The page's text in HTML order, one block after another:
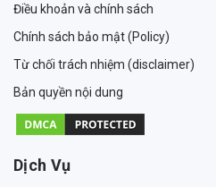
Điều khoản và chính sách
Chính sách bảo mật (Policy)
Từ chối trách nhiệm (disclaimer)
Bản quyền nội dung
Dịch Vụ